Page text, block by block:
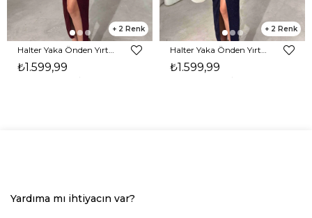
2
₺1.599,99
2
₺1.599,99
Yardıma mı ihtiyacın var?